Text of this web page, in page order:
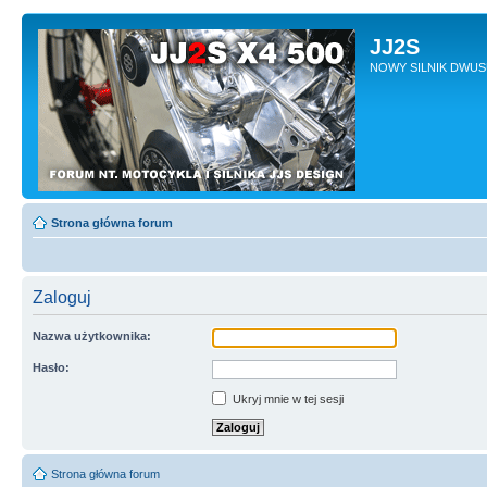
JJ2S
NOWY SILNIK
Strona główna forum
Zaloguj
Nazwa użytkownika:
Hasło:
Ukryj mnie w tej sesji
Strona główna forum